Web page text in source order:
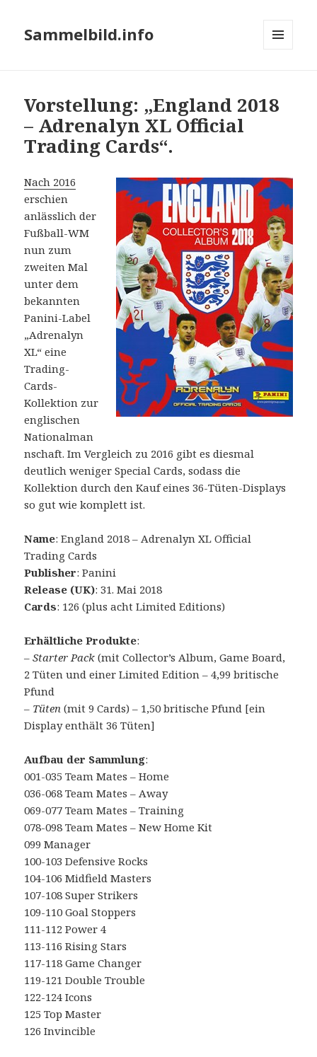
Sammelbild.info
Vorstellung: „England 2018
– Adrenalyn XL Official
Trading Cards“.
Nach 2016
erschien
anlässlich der
Fußball-WM
nun zum
zweiten Mal
unter dem
bekannten
Panini-Label
„Adrenalyn
XL“ eine
Trading-
Cards-
Kollektion zur
englischen
Nationalman
nschaft. Im Vergleich zu 2016 gibt es diesmal
deutlich weniger Special Cards, sodass die
Kollektion durch den Kauf eines 36-Tüten-Displays
so gut wie komplett ist.
Name: England 2018 – Adrenalyn XL Official
Trading Cards
Publisher: Panini
Release (UK): 31. Mai 2018
Cards: 126 (plus acht Limited Editions)
Erhältliche Produkte:
–Starter Pack (mit Collector’s Album, Game Board,
2 Tüten und einer Limited Edition – 4,99 britische
Pfund
– Tüten (mit 9 Cards) – 1,50 britische Pfund [ein
Display enthält 36 Tüten]
Aufbau der Sammlung:
001-035 Team Mates – Home
036-068 Team Mates – Away
069-077 Team Mates – Training
078-098 Team Mates – New Home Kit
099 Manager
100-103 Defensive Rocks
104-106 Midfield Masters
107-108 Super Strikers
109-110 Goal Stoppers
111-112 Power 4
113-116 Rising Stars
117-118 Game Changer
119-121 Double Trouble
122-124 Icons
125 Top Master
126 Invincible